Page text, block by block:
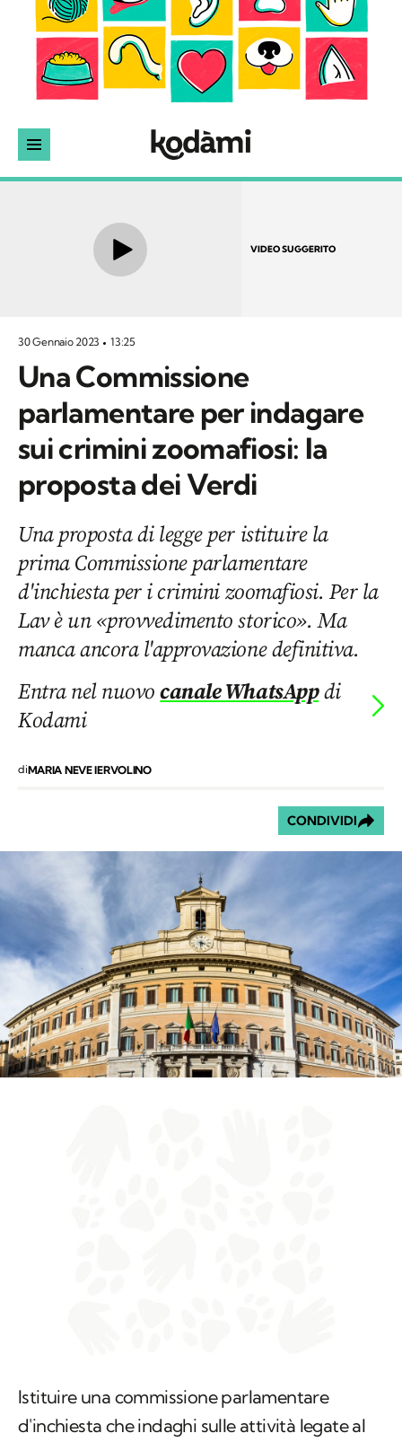
VIDEO SUGGERITO
30 Gennaio 2023 13:25
Una Commissione
parlamentare per indagare
sui crimini zoomafiosi: la
proposta dei Verdi
Una proposta di legge per istituire la
prima Commissione parlamentare
d'inchiesta per i crimini zoomafiosi. Per la
Lav è un «provvedimento storico». Ma
manca ancora l'approvazione definitiva.
Entra nel nuovocanale WhatsAppdi
Kodami
diMARIA NEVE IERVOLINO
CONDIVIDI
Istituire una commissione parlamentare
d'inchiesta che indaghi sulle attività legate al